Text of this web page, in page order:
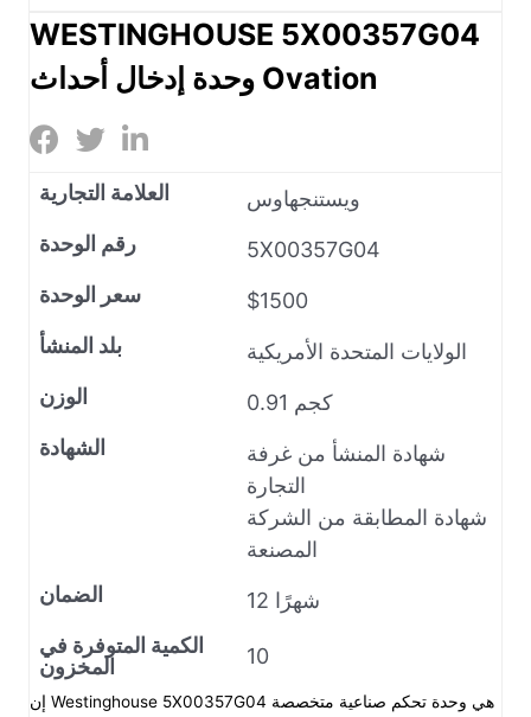
WESTINGHOUSE 5X00357G04
وحدة إدخال أحداث Ovation
العلامة التجارية
ويستنجهاوس
رقم الوحدة
5X00357G04
سعر الوحدة
$1500
بلد المنشأ
الولايات المتحدة الأمريكية
الوزن
0.91 كجم
الشهادة
شهادة المنشأ من غرفة
التجارة
شهادة المطابقة من الشركة
المصنعة
الضمان
12 شهرًا
الكمية المتوفرة في
المخزون
10
إن Westinghouse 5X00357G04 هي وحدة تحكم صناعية متخصصة